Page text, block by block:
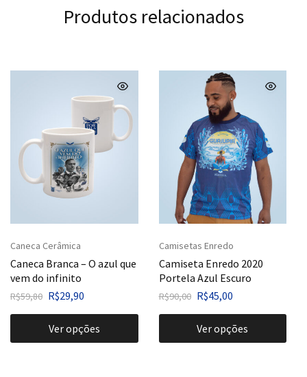
Produtos relacionados
Caneca Cerâmica
Caneca Branca – O azul que
vem do infinito
R$59,80 R$29,90
Ver opções
Camisetas Enredo
Camiseta Enredo 2020
Portela Azul Escuro
R$90,00 R$45,00
Ver opções